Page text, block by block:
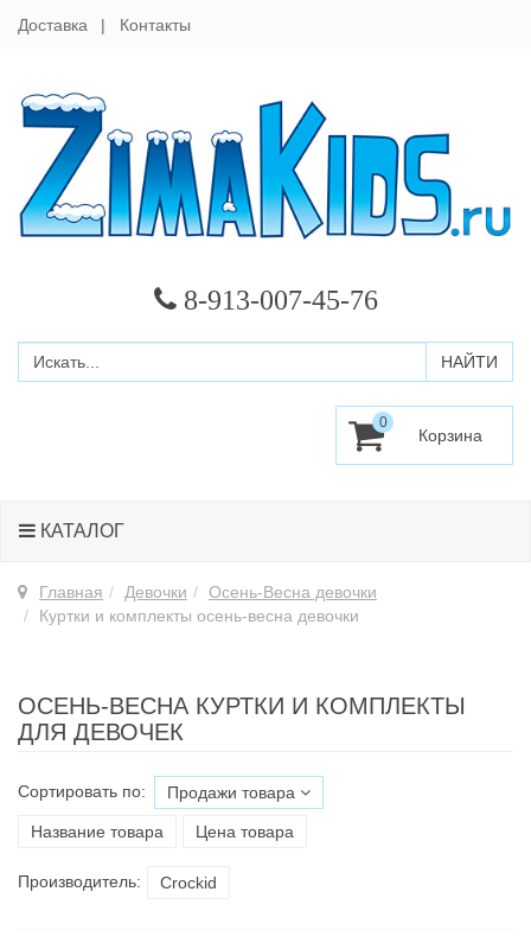
Доставка Контакты
8-913-007-45-76
0
КАТАЛОГ
Главная Девочки
Осень-Весна девочки
Куртки и комплекты осень-весна девочки
ОСЕНЬ-ВЕСНА КУРТКИ И КОМПЛЕКТЫ
ДЛЯ ДЕВОЧЕК
Сортировать по: Продажи товара
Название товара Цена товара
Производитель: Croсkid